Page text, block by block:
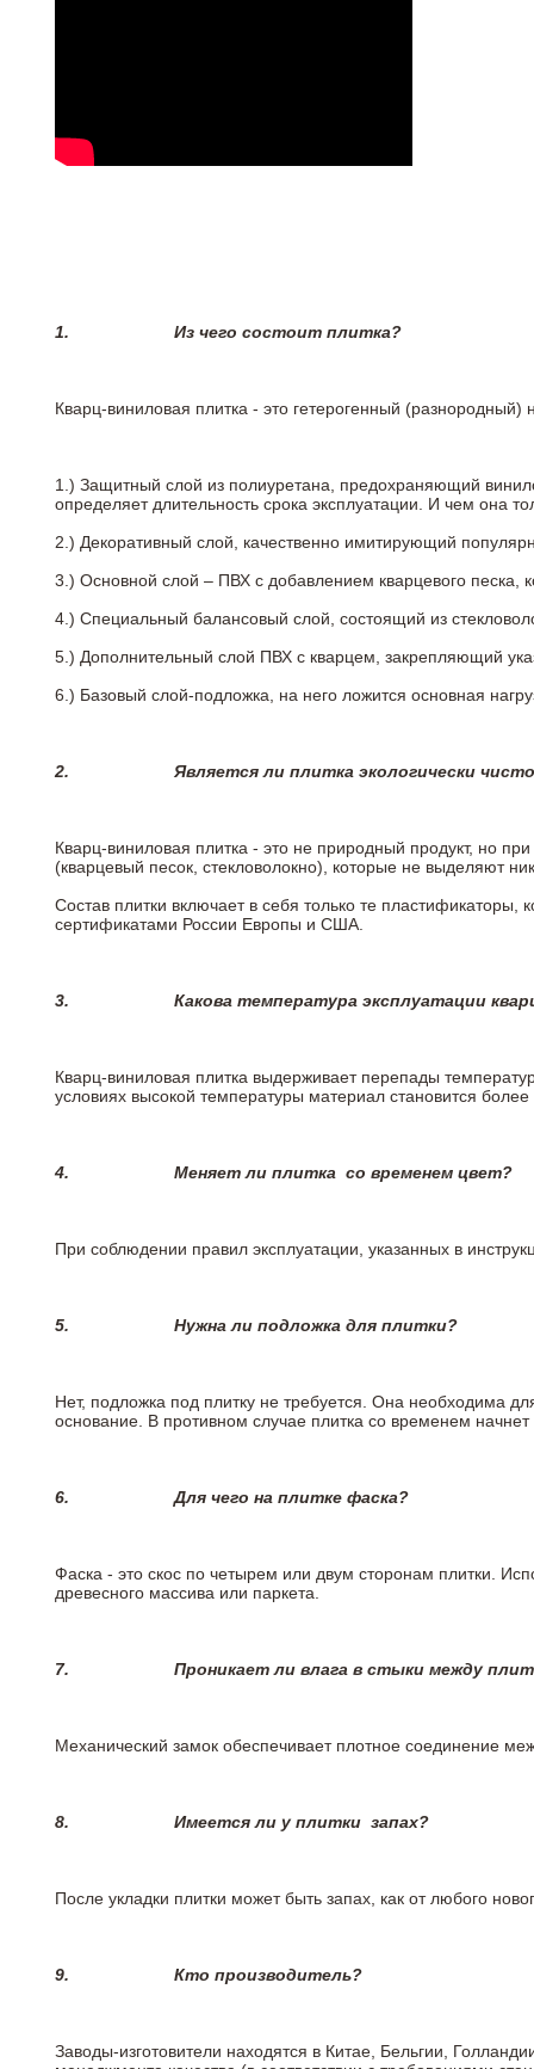
1. Из чего состоит плитка?
Кварц-виниловая плитка - это гетерогенный
1.) Защитный слой из полиуретана, предохраняющий
определяет длительность срока эксплуатации. И чем она
2.) Декоративный слой, качественно имитирующий
3.) Основной слой – ПВХ с добавлением кварцевого песка,
4.) Специальный балансовый слой, состоящий из
5.) Дополнительный слой ПВХ с кварцем, закрепляющий
6.) Базовый слой-подложка, на него ложится основная
2. Является ли плитка экологически
Кварц-виниловая плитка - это не природный продукт, но
(кварцевый песок, стекловолокно), которые не выделяют
Состав плитки включает в себя только те
сертификатами России Европы и США.
3. Какова температура эксплуатации
Кварц-виниловая плитка выдерживает перепады
условиях высокой температуры материал становится
4. Меняет ли плитка со временем цвет?
При соблюдении правил эксплуатации, указанных в
5. Нужна ли подложка для плитки?
Нет, подложка под плитку не требуется. Она необходима
основание. В противном случае плитка со временем
6.Для чего на плитке фаска?
Фаска - это скос по четырем или двум сторонам плитки.
древесного массива или паркета.
7. Проникает ли влага в стыки между
Механический замок обеспечивает плотное соединение
8. Имеется ли у плитки запах?
После укладки плитки может быть запах, как от любого
9. Кто производитель?
Заводы-изготовители находятся в Китае, Бельгии,